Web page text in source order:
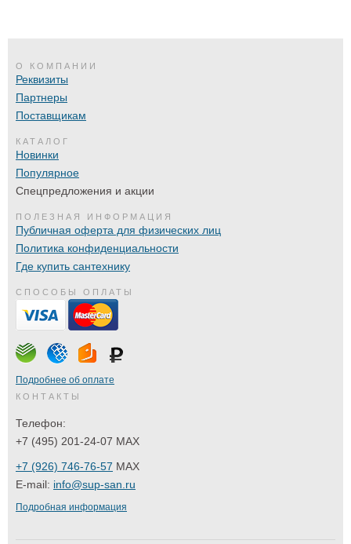
О КОМПАНИИ
Реквизиты
Партнеры
Поставщикам
КАТАЛОГ
Новинки
Популярное
Спецпредложения и акции
ПОЛЕЗНАЯ ИНФОРМАЦИЯ
Публичная оферта для физических лиц
Политика конфиденциальности
Где купить сантехнику
СПОСОБЫ ОПЛАТЫ
Подробнее об оплате
КОНТАКТЫ
Телефон:
+7 (495) 201-24-07 MAX
+7 (926) 746-76-57 MAX
E-mail: info@sup-san.ru
Подробная информация